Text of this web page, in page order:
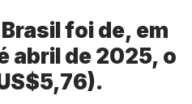
foi de, em
abril de 2025, o